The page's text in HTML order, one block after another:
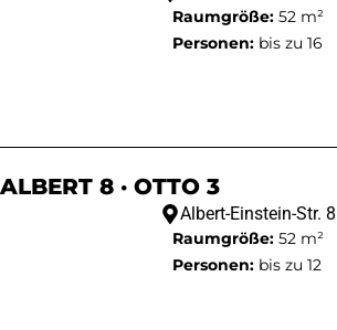
Raumgröße:52 m²
Personen:bis zu 16
ALBERT 8 · OTTO 3
Albert-Einstein-Str. 8
Raumgröße:52 m²
Personen:bis zu 12